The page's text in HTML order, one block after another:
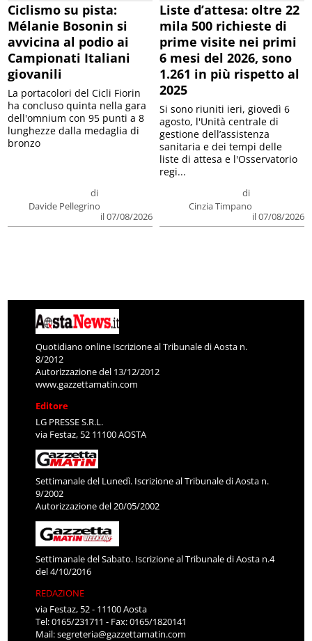
Ciclismo su pista:
Mélanie Bosonin si
avvicina al podio ai
Campionati Italiani
giovanili
di
Davide Pellegrino
il 07/08/2026
La portacolori del Cicli Fiorin
ha concluso quinta nella gara
dell'omnium con 95 punti a 8
lunghezze dalla medaglia di
bronzo
Liste d’attesa: oltre 22
mila 500 richieste di
prime visite nei primi
6 mesi del 2026, sono
1.261 in più rispetto al
2025
di
Cinzia Timpano
il 07/08/2026
Si sono riuniti ieri, giovedì 6
agosto, l'Unità centrale di
gestione dell’assistenza
sanitaria e dei tempi delle
liste di attesa e l'Osservatorio
regi...
Quotidiano online Iscrizione al Tribunale di Aosta n.
8/2012
Autorizzazione del 13/12/2012
www.gazzettamatin.com
Editore
LG PRESSE S.R.L.
via Festaz, 52 11100 AOSTA
Settimanale del Lunedì. Iscrizione al Tribunale di Aosta n.
9/2002
Autorizzazione del 20/05/2002
Settimanale del Sabato. Iscrizione al Tribunale di Aosta n.4
del 4/10/2016
REDAZIONE
via Festaz, 52 - 11100 Aosta
Tel: 0165/231711 - Fax: 0165/1820141
Mail:segreteria@gazzettamatin.com